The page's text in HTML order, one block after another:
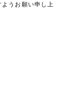
うお願い申し上